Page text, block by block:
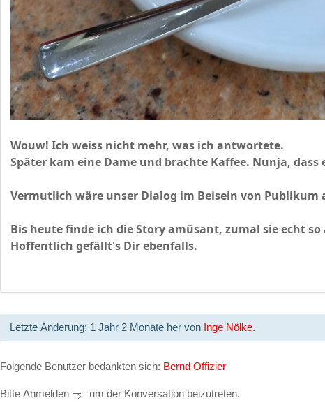
Wouw! Ich weiss nicht mehr, was ich antwortete.
Später kam eine Dame und brachte Kaffee. Nunja,
Vermutlich wäre unser Dialog im Beisein von Publikum
Bis heute finde ich die Story amüsant, zumal sie echt
Hoffentlich gefällt's Dir ebenfalls.
Letzte Änderung: 1 Jahr 2 Monate her von Inge Nölke.
Folgende Benutzer bedankten sich: Bernd Offizier
BitteAnmelden um der Konversation beizutreten.